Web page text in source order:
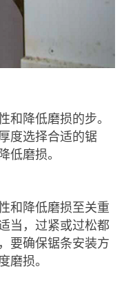
和降低磨损的步。
度选择合适的锯
低磨损。
和降低磨损至关重
当，过紧或过松都
要确保锯条安装方
磨损。